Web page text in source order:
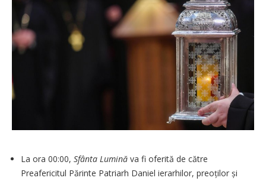
La ora 00:00, Sfânta Lumină va fi oferită de către
Preafericitul Părinte Patriarh Daniel ierarhilor, preoților și